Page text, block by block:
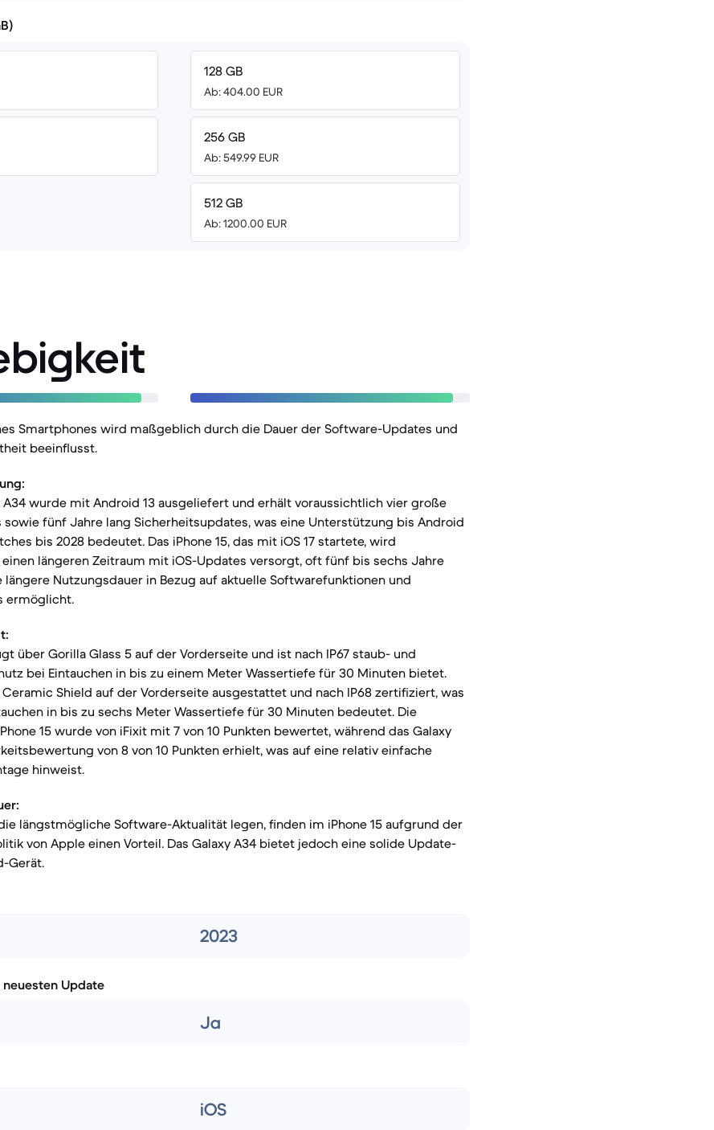
128 GB
Ab: 404.00 EUR
256 GB
Ab: 549.99 EUR
512 GB
Ab: 1200.00 EUR
Smartphones wird maßgeblich durch die Dauer der Software-Updates und
beeinflusst.
A34 wurde mit Android 13 ausgeliefert und erhält voraussichtlich vier große
fünf Jahre lang Sicherheitsupdates, was eine Unterstützung bis Android
bis 2028 bedeutet. Das iPhone 15, das mit iOS 17 startete, wird
längeren Zeitraum mit iOS-Updates versorgt, oft fünf bis sechs Jahre
längere Nutzungsdauer in Bezug auf aktuelle Softwarefunktionen und
ermöglicht.
über Gorilla Glass 5 auf der Vorderseite und ist nach IP67 staub- und
bei Eintauchen in bis zu einem Meter Wassertiefe für 30 Minuten bietet.
Ceramic Shield auf der Vorderseite ausgestattet und nach IP68 zertifiziert, was
in bis zu sechs Meter Wassertiefe für 30 Minuten bedeutet. Die
15 wurde von iFixit mit 7 von 10 Punkten bewertet, während das Galaxy
von 8 von 10 Punkten erhielt, was auf eine relativ einfache
hinweist.
längstmögliche Software-Aktualität legen, finden im iPhone 15 aufgrund der
von Apple einen Vorteil. Das Galaxy A34 bietet jedoch eine solide Update-
Gerät.
2023
Update
Ja
iOS